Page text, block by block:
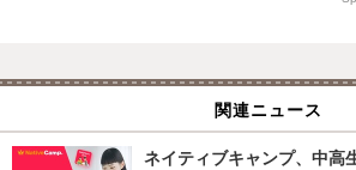
関連ニュース
ネイティブキャンプ、中高